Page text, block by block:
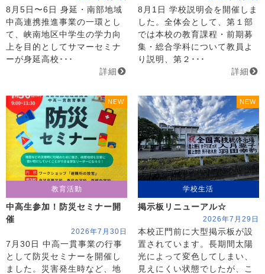
8月5日〜6日 身延・南部地域
中高連携推進事業の一環とし
て、峡南地区中学生の学力向
上を目的としてサマーセミナ
ーが身延高校･･･
詳細
8月1日 学校説明会を開催しま
した。全体会として、第１部
では本校の教育課程・前期募
集・総合学科について教員よ
り説明、第２･･･
詳細
NEW
教育活動
中高生参加！防災セミナー開
催
2026年7月30日
7月30日 中高一貫事業の行事
として防災セミナーを開催し
ました。災害発生時など、地
NEW
学校生活
掲示板リニューアル☆
2026年7月29日
本校正門前に大型掲示板が設
置されています。長期間太陽
光によって変色してしまい、
見えにくい状態でしたが、こ